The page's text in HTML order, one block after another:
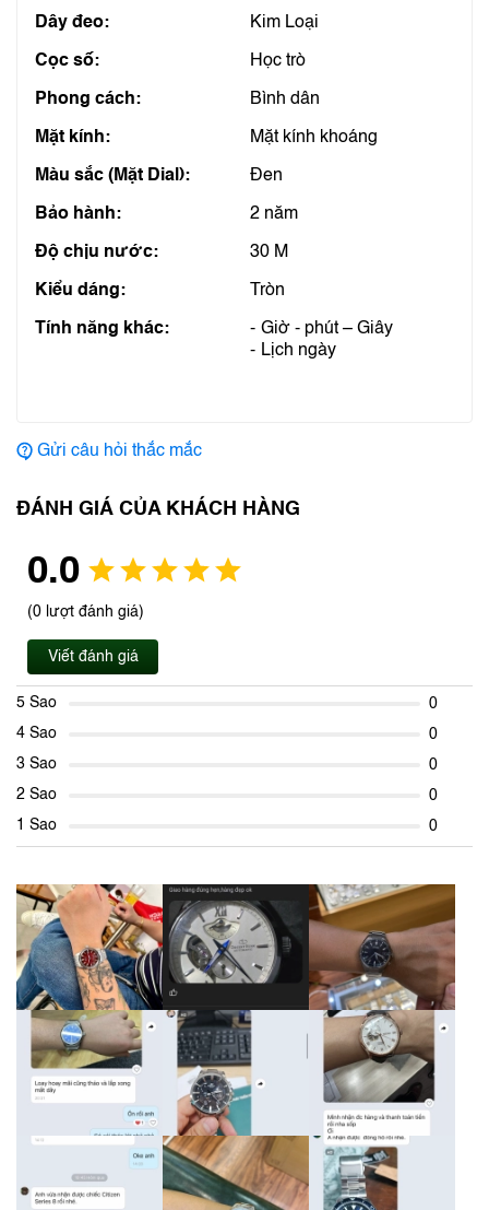
Dây đeo: Kim Loại
Cọc số: Học trò
Phong cách: Bình dân
Mặt kính: Mặt kính khoáng
Màu sắc (Mặt Dial): Đen
Bảo hành: 2 năm
Độ chịu nước: 30 M
Kiểu dáng: Tròn
Tính năng khác:
Giờ - phút – Giây
Lịch ngày
Gửi câu hỏi thắc mắc
ĐÁNH GIÁ CỦA KHÁCH HÀNG
0.0
(0 lượt đánh giá)
Viết đánh giá
5 Sao
0
4 Sao
0
3 Sao
0
2 Sao
0
1 Sao
0